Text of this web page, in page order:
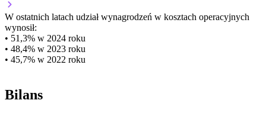
W ostatnich latach udział wynagrodzeń w kosztach operacyjnych
wynosił:
• 51,3% w 2024 roku
• 48,4% w 2023 roku
• 45,7% w 2022 roku
Bilans